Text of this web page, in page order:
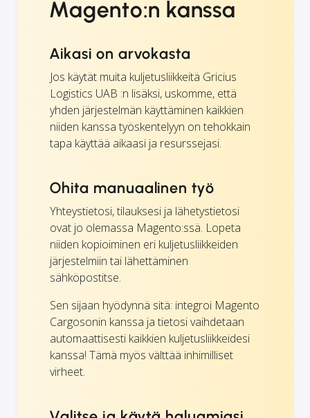
Magento:n kanssa
Aikasi on arvokasta
Jos käytät muita kuljetusliikkeitä Gricius
Logistics UAB :n lisäksi, uskomme, että
yhden järjestelmän käyttäminen kaikkien
niiden kanssa työskentelyyn on tehokkain
tapa käyttää aikaasi ja resurssejasi.
Ohita manuaalinen työ
Yhteystietosi, tilauksesi ja lähetystietosi
ovat jo olemassa Magento:ssä. Lopeta
niiden kopioiminen eri kuljetusliikkeiden
järjestelmiin tai lähettäminen
sähköpostitse.
Sen sijaan hyödynnä sitä: integroi Magento
Cargosonin kanssa ja tietosi vaihdetaan
automaattisesti kaikkien kuljetusliikkeidesi
kanssa! Tämä myös välttää inhimilliset
virheet.